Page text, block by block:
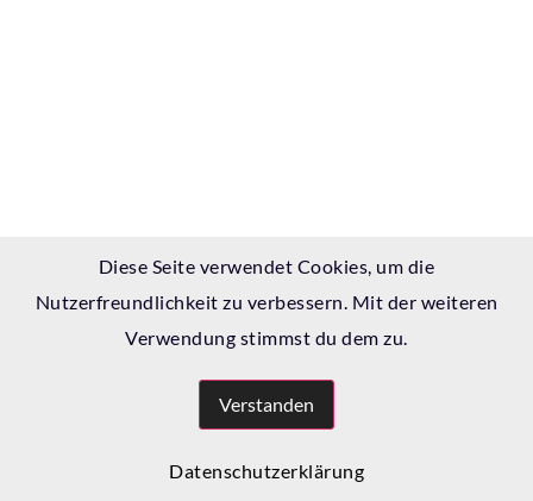
Diese Seite verwendet Cookies, um die
Nutzerfreundlichkeit zu verbessern. Mit der weiteren
Verwendung stimmst du dem zu.
Verstanden
Datenschutzerklärung